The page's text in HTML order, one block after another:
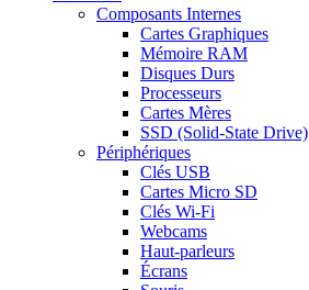
Composants Internes
Cartes Graphiques
Mémoire RAM
Disques Durs
Processeurs
Cartes Mères
SSD (Solid-State Drive)
Périphériques
Clés USB
Cartes Micro SD
Clés Wi-Fi
Webcams
Haut-parleurs
Écrans